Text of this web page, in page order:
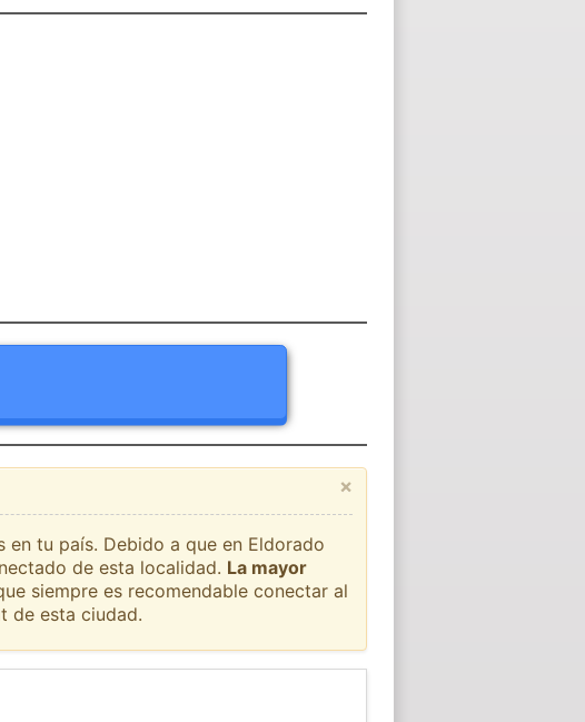
×
tu país. Debido a que en Eldorado
de esta localidad. La mayor
siempre es recomendable conectar al
de esta ciudad.